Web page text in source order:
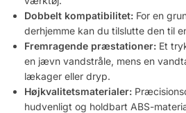
Dobbelt kompatibilitet: For en
derhjemme kan du tilslutte den til
Fremragende præstationer: Et
en jævn vandstråle, mens en
lækager eller dryp.
Højkvalitetsmaterialer:
hudvenligt og holdbart ABS-